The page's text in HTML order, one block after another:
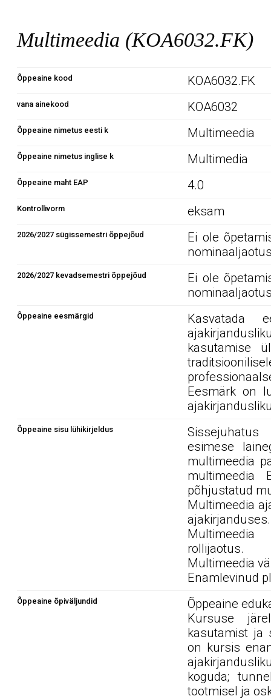
Multimeedia (KOA6032.FK)
Õppeaine kood KOA6032.FK
vana ainekood KOA6032
Õppeaine nimetus eesti k Multimeedia
Õppeaine nimetus inglise k Multimedia
Õppeaine maht EAP 4.0
Kontrollivorm eksam
2026/2027 sügissemestri õppejõud
Ei ole
2026/2027 kevadsemestri õppejõud
Ei ole
Õppeaine eesmärgid
Kasvatada
kasutamise
Eesmärk on
Õppeaine sisu lühikirjeldus
esimese
multimeedia
multimeedia
põhjustatud
Multimeedia
ajakirjanduses.
Multimeedia
rollijaotus.
Multimeedia
Enamlevinud
Õppeaine õpiväljundid
Õppeaine
Kursuse
kasutamist ja
on kursis
koguda;
tootmisel ja